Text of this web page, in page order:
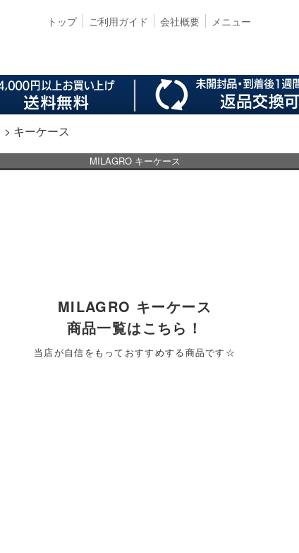
トップ ご利用ガイド 会社概要 メニュー
キーケース
MILAGRO キーケース
MILAGRO キーケース
商品一覧はこちら！
当店が自信をもっておすすめする商品です☆